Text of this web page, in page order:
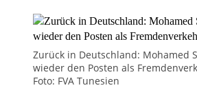
Zurück in Deutschland: Mohamed
wieder den Posten als
Foto: FVA Tunesien